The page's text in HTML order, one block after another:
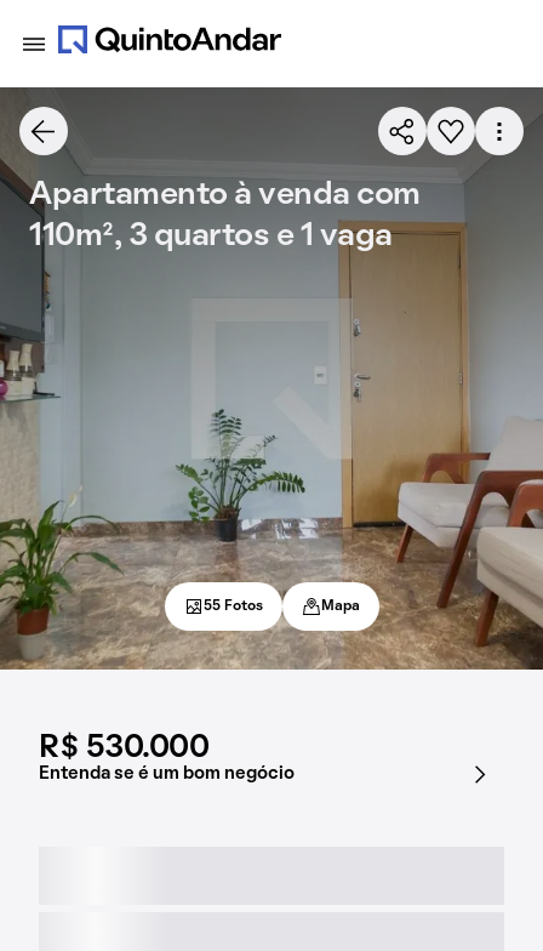
R$ 530.000
Entenda se é um bom negócio
Apartamento à venda com
110m², 3 quartos e 1 vaga
55 Fotos Mapa